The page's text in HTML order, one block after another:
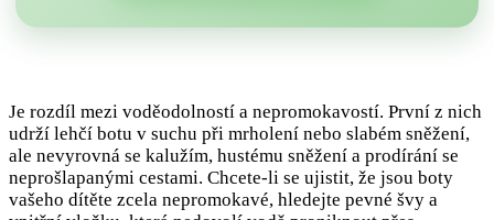
Je rozdíl mezi voděodolností a nepromokavostí. První z nich
udrží lehčí botu v suchu při mrholení nebo slabém sněžení,
ale nevyrovná se kalužím, hustému sněžení a prodírání se
neprošlapanými cestami. Chcete-li se ujistit, že jsou boty
vašeho dítěte zcela nepromokavé, hledejte pevné švy a